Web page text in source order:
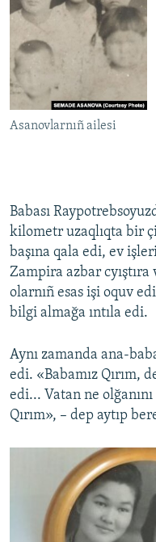
Asanovlarnıñ ailesi
Babası
kilometr uzaqlıqta bir
başına qala edi, ev
Zampira azbar
olarnıñ esas işi oquv
bilgi almağa ıntıla edi.
Aynı zamanda ana-
edi. «Babamız Qırım,
edi... Vatan ne
Qırım», – dep aytıp